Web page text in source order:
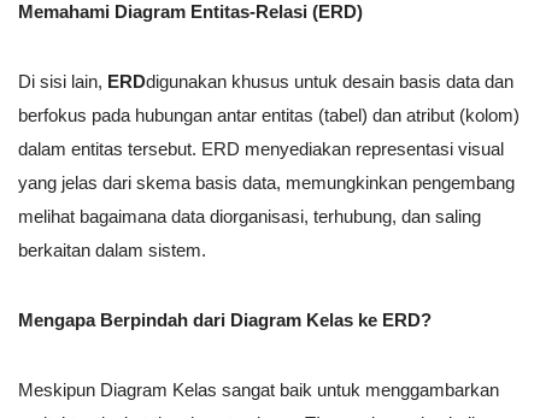
Memahami Diagram Entitas-Relasi (ERD)
Di sisi lain, ERDdigunakan khusus untuk desain basis data dan
berfokus pada hubungan antar entitas (tabel) dan atribut (kolom)
dalam entitas tersebut. ERD menyediakan representasi visual
yang jelas dari skema basis data, memungkinkan pengembang
melihat bagaimana data diorganisasi, terhubung, dan saling
berkaitan dalam sistem.
Mengapa Berpindah dari Diagram Kelas ke ERD?
Meskipun Diagram Kelas sangat baik untuk menggambarkan